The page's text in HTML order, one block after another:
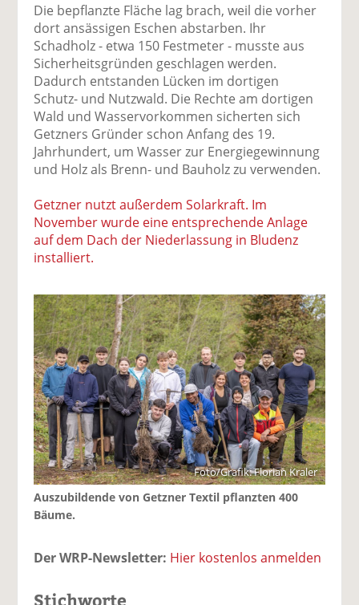
Die bepflanzte Fläche lag brach, weil die vorher
dort ansässigen Eschen abstarben. Ihr
Schadholz - etwa 150 Festmeter - musste aus
Sicherheitsgründen geschlagen werden.
Dadurch entstanden Lücken im dortigen
Schutz- und Nutzwald. Die Rechte am dortigen
Wald und Wasservorkommen sicherten sich
Getzners Gründer schon Anfang des 19.
Jahrhundert, um Wasser zur Energiegewinnung
und Holz als Brenn- und Bauholz zu verwenden.
Getzner nutzt außerdem Solarkraft. Im
November wurde eine entsprechende Anlage
auf dem Dach der Niederlassung in Bludenz
installiert.
Foto/Grafik: Florian Kraler
Auszubildende von Getzner Textil pflanzten 400
Bäume.
Der WRP-Newsletter: Hier kostenlos anmelden
Stichworte